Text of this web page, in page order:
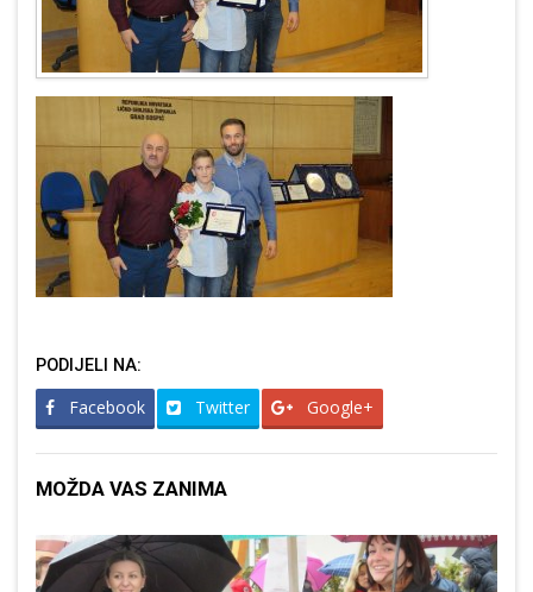
PODIJELI NA:
Facebook Twitter Google+
MOŽDA VAS ZANIMA